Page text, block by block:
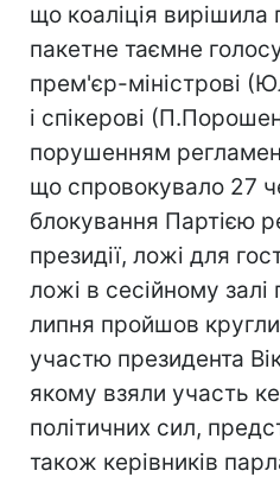
що коаліція вирішила
пакетне таємне
прем'єр-міністрові
і спікерові
порушенням
що спровокувало 27
блокування Партією
президії, ложі для
ложі в сесійному
липня пройшов
участю президента
якому взяли участь
політичних сил,
також керівників